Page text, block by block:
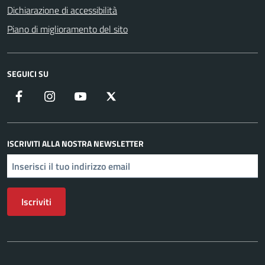
Dichiarazione di accessibilità
Piano di miglioramento del sito
SEGUICI SU
Facebook Instagram YouTube
ISCRIVITI ALLA NOSTRA NEWSLETTER